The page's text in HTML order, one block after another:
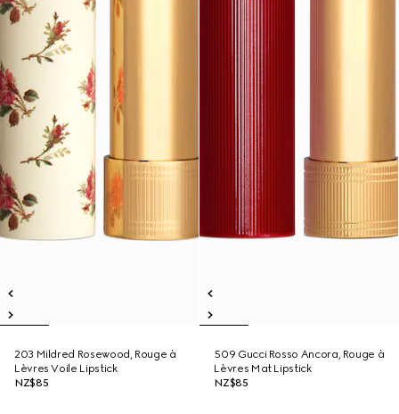
203 Mildred Rosewood, Rouge à
Lèvres Voile Lipstick
NZ$85
509 Gucci Rosso Ancora, Rouge à
Lèvres Mat Lipstick
NZ$85